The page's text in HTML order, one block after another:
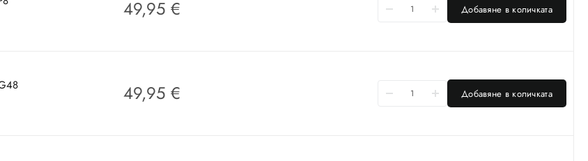
49,95 € Добавяне в количката
49,95 € Добавяне в количката